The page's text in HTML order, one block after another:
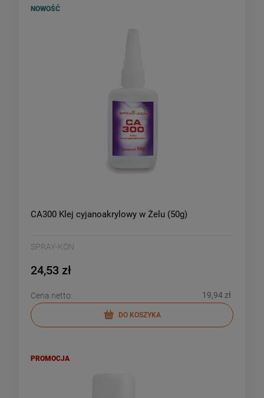
CA300 Klej cyjanoakrylowy w Żelu (50g)
SPRAY-KON
24,53 zł
Cena netto: 19,94 zł
DO KOSZYKA
NOWOŚĆ
PROMOCJA